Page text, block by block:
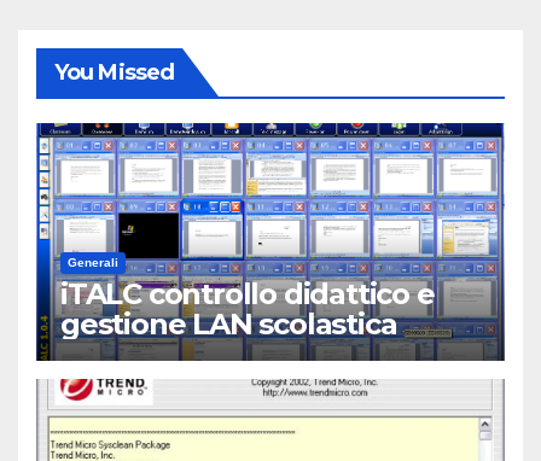
You Missed
Generali
iTALC controllo didattico e
gestione LAN scolastica